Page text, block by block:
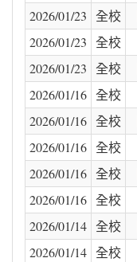
2026/01/23 全校
2026/01/23 全校
2026/01/23 全校
2026/01/16 全校
2026/01/16 全校
2026/01/16 全校
2026/01/16 全校
2026/01/16 全校
2026/01/14 全校
2026/01/14 全校